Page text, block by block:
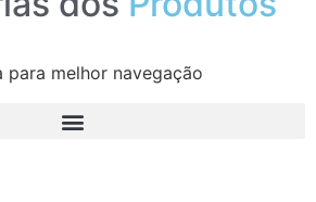
para melhor navegação